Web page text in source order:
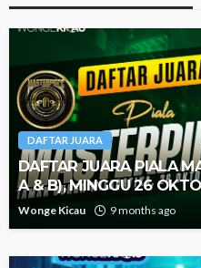
DAFTAR JUARA
DAFTAR JUARA PIALA
A & B), MINGGU 26
Wonge Kicau 9 months ago